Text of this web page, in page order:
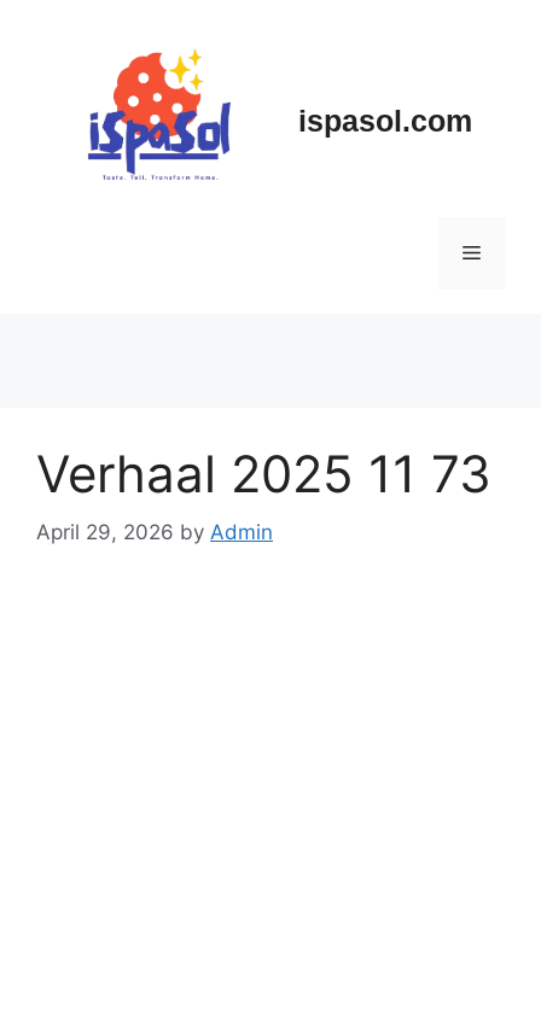
ispasol.com
Menu
Verhaal 2025 11 73
April 29, 2026 by Admin